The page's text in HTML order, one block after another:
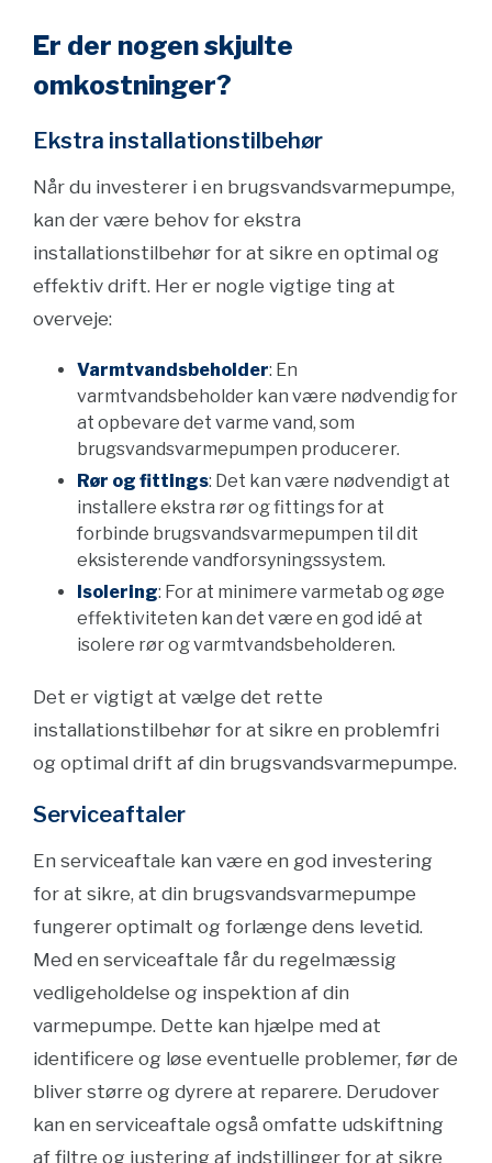
Er der nogen skjulte
omkostninger?
Ekstra installationstilbehør
Når du investerer i en brugsvandsvarmepumpe,
kan der være behov for ekstra
installationstilbehør for at sikre en optimal og
effektiv drift. Her er nogle vigtige ting at
overveje:
Varmtvandsbeholder: En
varmtvandsbeholder kan være nødvendig for
at opbevare det varme vand, som
brugsvandsvarmepumpen producerer.
Rør og fittings: Det kan være nødvendigt at
installere ekstra rør og fittings for at
forbinde brugsvandsvarmepumpen til dit
eksisterende vandforsyningssystem.
Isolering: For at minimere varmetab og øge
effektiviteten kan det være en god idé at
isolere rør og varmtvandsbeholderen.
Det er vigtigt at vælge det rette
installationstilbehør for at sikre en problemfri
og optimal drift af din brugsvandsvarmepumpe.
Serviceaftaler
En serviceaftale kan være en god investering
for at sikre, at din brugsvandsvarmepumpe
fungerer optimalt og forlænge dens levetid.
Med en serviceaftale får du regelmæssig
vedligeholdelse og inspektion af din
varmepumpe. Dette kan hjælpe med at
identificere og løse eventuelle problemer, før de
bliver større og dyrere at reparere. Derudover
kan en serviceaftale også omfatte udskiftning
af filtre og justering af indstillinger for at sikre